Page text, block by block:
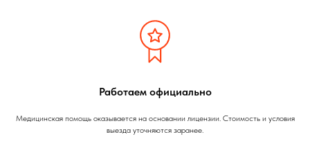
Работаем официально
Медицинская помощь оказывается на основании лицензии. Стоимость и условия
выезда уточняются заранее.